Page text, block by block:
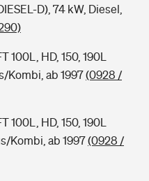
D), 74 kW, Diesel,
100L, HD, 150, 190L
Kombi, ab 1997(0928 /
100L, HD, 150, 190L
Kombi, ab 1997(0928 /